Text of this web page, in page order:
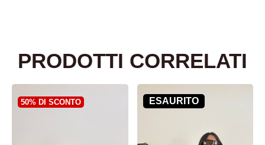
PRODOTTI CORRELATI
50% DI SCONTO ESAURITO